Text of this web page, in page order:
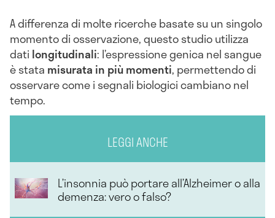
A differenza di molte ricerche basate su un singolo
momento di osservazione, questo studio utilizza
dati longitudinali: l’espressione genica nel sangue
è stata misurata in più momenti, permettendo di
osservare come i segnali biologici cambiano nel
tempo.
LEGGI ANCHE
L’insonnia può portare all’Alzheimer o alla
demenza: vero o falso?